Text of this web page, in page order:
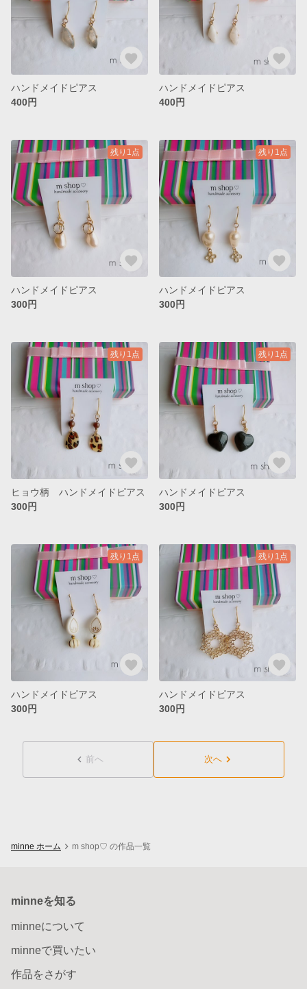
ハンドメイドピアス
400円
ハンドメイドピアス
400円
残り1点
ハンドメイドピアス
300円
残り1点
ハンドメイドピアス
300円
残り1点
ヒョウ柄 ハンドメイドピアス
300円
残り1点
ハンドメイドピアス
300円
残り1点
ハンドメイドピアス
300円
残り1点
ハンドメイドピアス
300円
前へ 次へ
minne ホーム m shop♡ の作品一覧
minneを知る
minneについて
minneで買いたい
作品をさがす